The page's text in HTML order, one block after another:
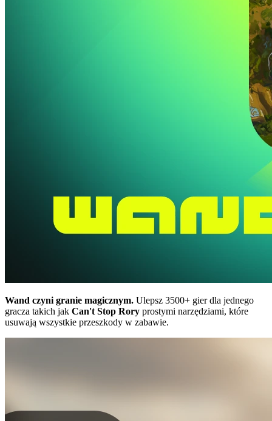
Wand czyni granie magicznym. Ulepsz 3500+ gier dla jednego
gracza takich jak Can't Stop Rory prostymi narzędziami, które
usuwają wszystkie przeszkody w zabawie.